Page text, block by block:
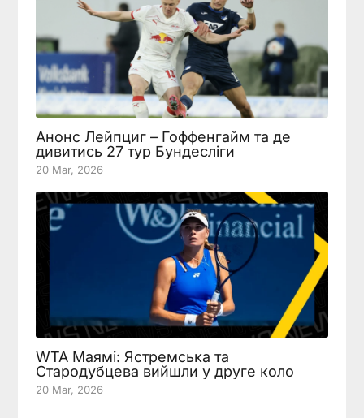
Анонс Лейпциг – Гоффенгайм та де
дивитись 27 тур Бундесліги
20 Mar, 2026
WTA Маямі: Ястремська та
Стародубцева вийшли у друге коло
20 Mar, 2026